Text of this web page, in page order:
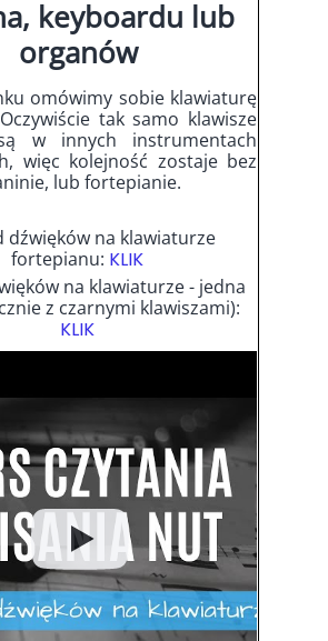
keyboardu lub
organów
omówimy sobie klawiaturę
tak samo klawisze
w innych instrumentach
więc kolejność zostaje bez
lub fortepianie.
dźwięków na klawiaturze
fortepianu: KLIK
na klawiaturze - jedna
z czarnymi klawiszami):
KLIK